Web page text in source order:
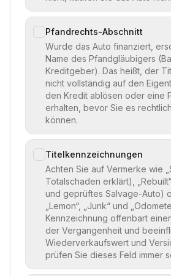
Pfandrechts-Abschnitt
Wurde das Auto finanziert,
Name des Pfandgläubigers
Kreditgeber). Das heißt, der
nicht vollständig auf den
den Kredit ablösen oder eine
erhalten, bevor Sie es
können.
Titelkennzeichnungen
Achten Sie auf Vermerke wie
Totalschaden erklärt),
und geprüftes Salvage-Auto)
„Lemon“, „Junk“ und
Kennzeichnung offenbart
der Vergangenheit und
Wiederverkaufswert und
prüfen Sie dieses Feld immer